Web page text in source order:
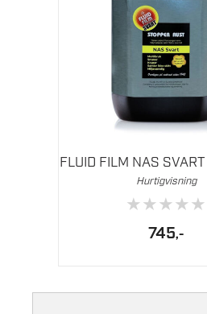
FLUID FILM NAS
Hurtigvisning
★★★★★
745,-